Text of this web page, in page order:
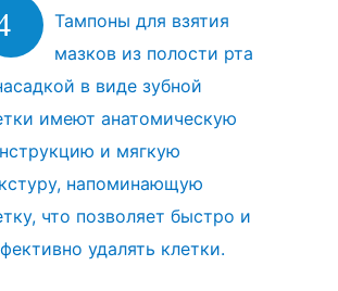
Тампоны для взятия
мазков из полости рта
в ​​виде зубной
имеют анатомическую
и мягкую
напоминающую
что позволяет быстро и
удалять клетки.